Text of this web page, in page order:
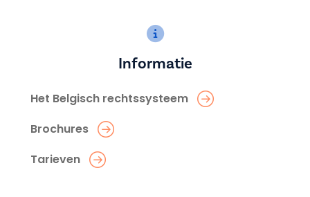
Informatie
Het Belgisch rechtssysteem
Brochures
Tarieven